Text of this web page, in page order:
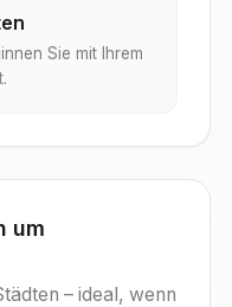
Sie mit Ihrem
um
– ideal, wenn